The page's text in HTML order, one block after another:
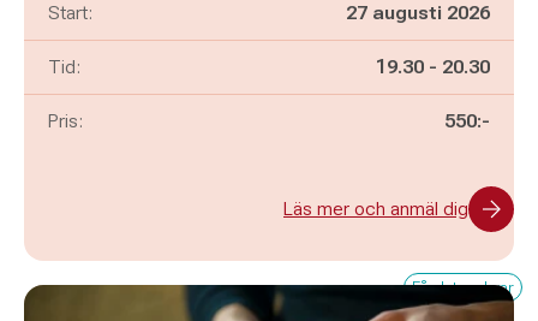
Start: 27 augusti 2026
Tid: Pågår mellan
19.30 - och
20.30
Pris: 550:-
Läs mer och anmäl dig
Få platser kvar